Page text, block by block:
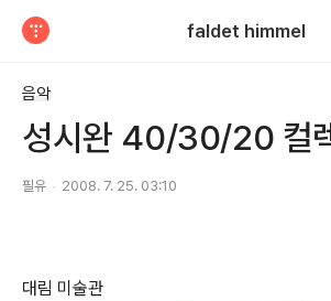
faldet himmel
음악
성시완 40/30/20 컬
필유 2008. 7. 25. 03:10
대림 미술관